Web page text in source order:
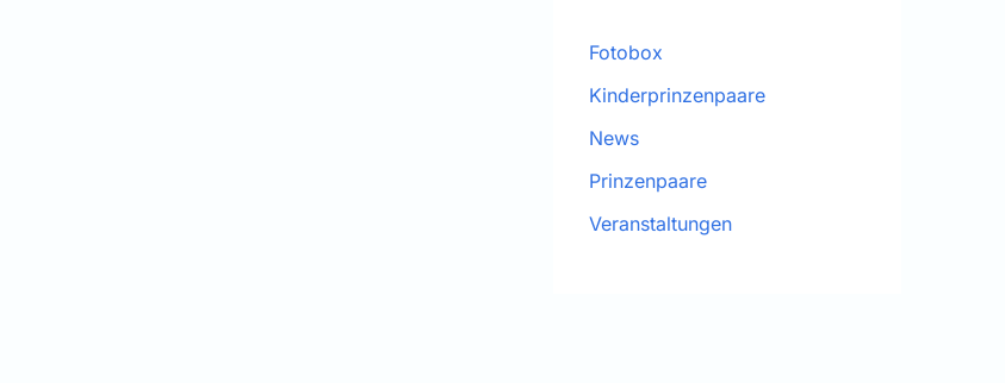
Fotobox
Kinderprinzenpaare
News
Prinzenpaare
Veranstaltungen